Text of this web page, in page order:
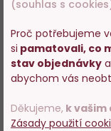
(souhlas s
Proč potřebujeme
si pamatovali, co
stav objednávky
abychom vás
Děkujeme, k vašim
Zásady použití
s